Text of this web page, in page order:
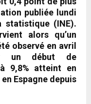
publiée lundi
statistique (INE).
alors qu’un
observé en avril
un début de
9,8% atteint en
Espagne depuis